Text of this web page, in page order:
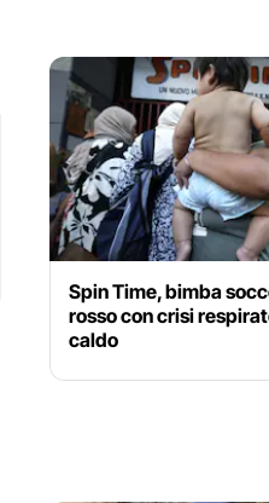
Spin Time, bimba
rosso con crisi
caldo